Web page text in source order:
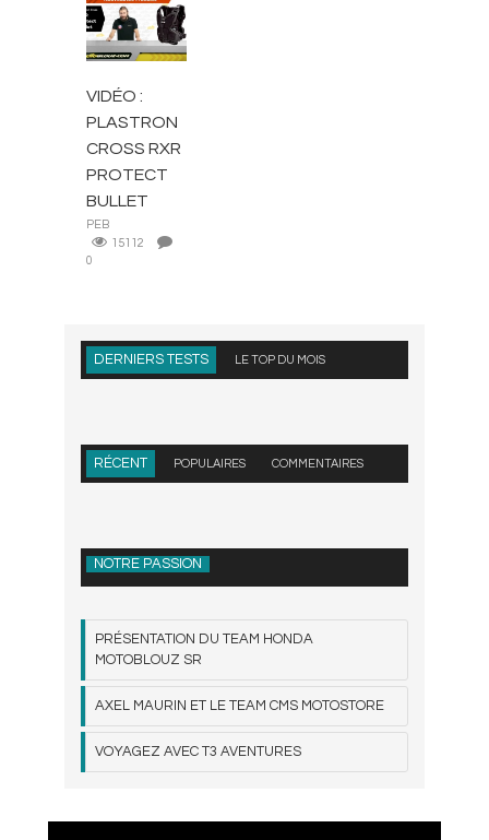
EQUIPEMENT
CROSS
VIDÉO :
PLASTRON
CROSS RXR
PROTECT
BULLET
PEB
15112
0
DERNIERS TESTS LE TOP DU MOIS
RÉCENT POPULAIRES COMMENTAIRES
NOTRE PASSION
PRÉSENTATION DU TEAM HONDA
MOTOBLOUZ SR
AXEL MAURIN ET LE TEAM CMS MOTOSTORE
VOYAGEZ AVEC T3 AVENTURES